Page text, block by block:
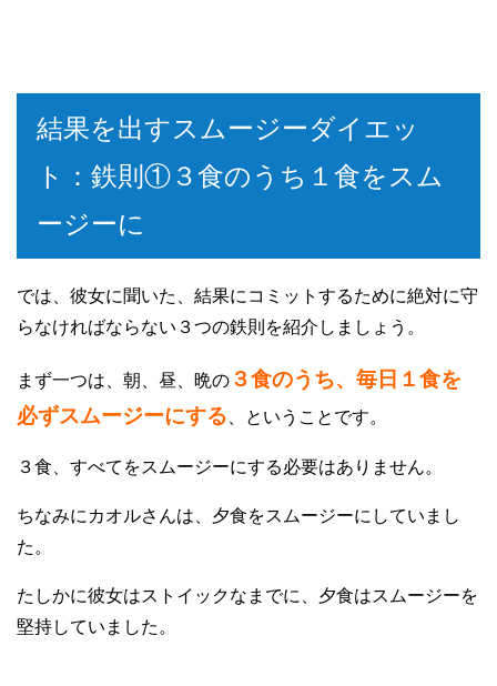
結果を出すスムージーダイエッ
ト：鉄則①３食のうち１食をスム
ージーに
では、彼女に聞いた、結果にコミットするために絶対に守
らなければならない３つの鉄則を紹介しましょう。
まず一つは、朝、昼、晩の ３食のうち、毎日１食を
必ずスムージーにする 、ということです。
３食、すべてをスムージーにする必要はありません。
ちなみにカオルさんは、夕食をスムージーにしていまし
た。
たしかに彼女はストイックなまでに、夕食はスムージーを
堅持していました。